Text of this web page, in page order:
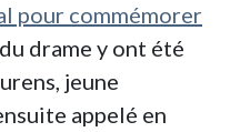
pour commémorer
drame y ont été
jeune
appelé en